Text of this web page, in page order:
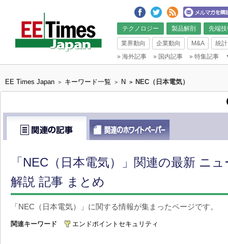
テクノロジー 製品解剖 先端
業界動向 企業動向 M&A
統計
» 海外記事 » 国内記事 » 特集記事
EE Times Japan > キーワード一覧 > N > NEC（日本電気）
「NEC（日本電気）」関連の最新 ニ
解説 記事 まとめ
「NEC（日本電気）」に関する情報が集まったページです。
関連キーワード エンドポイントセキュリティ